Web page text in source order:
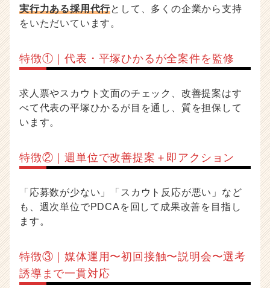
実行力ある採用代行として、多くの企業から支持
をいただいています。
特徴①｜代表・平塚ひかるが全案件を監修
求人票やスカウト文面のチェック、改善提案はす
べて代表の平塚ひかるが目を通し、質を担保して
います。
特徴②｜週単位で改善提案＋即アクション
「応募数が少ない」「スカウト反応が悪い」など
も、週次単位でPDCAを回して成果改善を目指し
ます。
特徴③｜媒体運用〜初回接触〜説明会〜選考
誘導まで一貫対応